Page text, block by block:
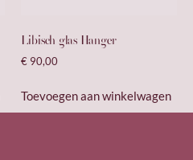
Libisch glas Hanger
€ 90,00
Toevoegen aan winkelwagen